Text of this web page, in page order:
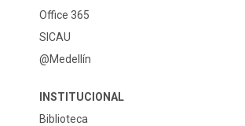
Office 365
SICAU
@Medellín
INSTITUCIONAL
Biblioteca